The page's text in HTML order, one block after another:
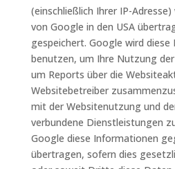
(einschließlich Ihrer IP-
von Google in den USA
gespeichert. Google wird
benutzen, um Ihre Nutzung
um Reports über die
Websitebetreiber
mit der Websitenutzung und
verbundene Dienstleistungen
Google diese Informationen
übertragen, sofern dies